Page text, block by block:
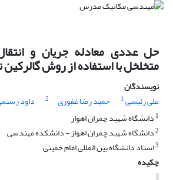
حل عددی معادله جریان و
متخلخل با استفاده از روش گالرکین
نویسندگان
علی رئیسی1 حمید رضا غفوری 2 داود
1 دانشگاه شهید چمران اهواز
2دانشگاه شهید چمران اهواز - دانشکده مهندسی
3استاد دانشگاه بین المللی امام خمینی
چکیده